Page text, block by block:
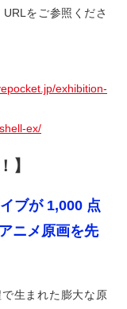
をご参照くださ
exhibition-
ex/
】
ブが 1,000 点
ニメ原画を先
生まれた膨大な原